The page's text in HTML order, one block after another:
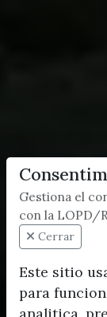
Gestiona el
con la LOPD/
Cerrar
Este sitio
para